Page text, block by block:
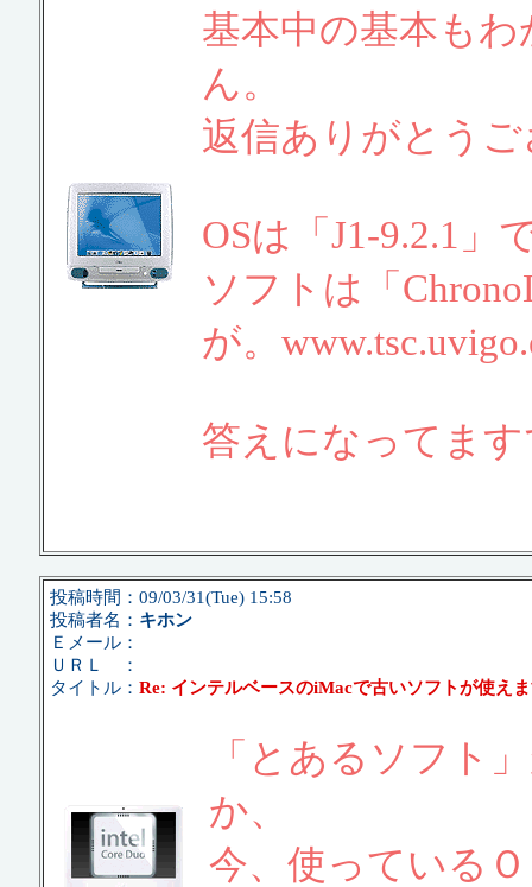
基本中の基本も
ん。
返信ありがとう
OSは「J1-9.2.1」
ソフトは「
が。
答えになってま
投稿時間：09/03/31(Tue) 15:58
投稿者名： キホン
Ｅメール：
ＵＲＬ ：
タイトル： Re: インテルベースのiMacで古いソフトが使え
「とあるソフト
か、
今、使っている